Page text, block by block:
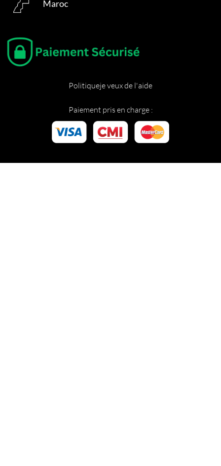
Maroc
Paiement pris en charge :
Politiqueje veux de l'aide